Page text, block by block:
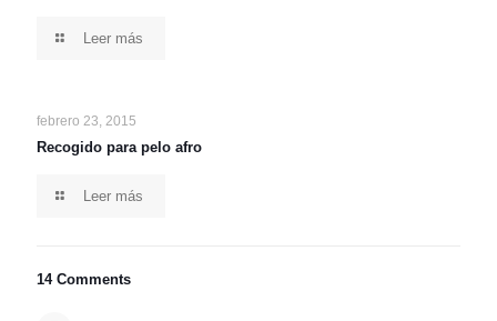
Leer más
febrero 23, 2015
Recogido para pelo afro
Leer más
14 Comments